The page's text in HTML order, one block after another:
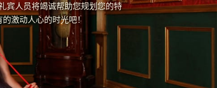
宾人员将竭诚帮助您规划您的特
激动人心的时光吧！